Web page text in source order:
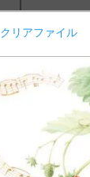
クリアファイル